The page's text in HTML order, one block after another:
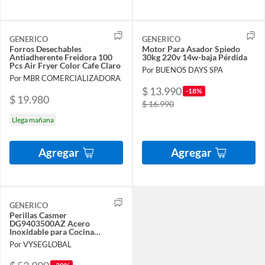
GENERICO
Forros Desechables
Antiadherente Freidora 100
Pcs Air Fryer Color Cafe Claro
Por MBR COMERCIALIZADORA
$ 19.980
Llega mañana
Agregar
GENERICO
Motor Para Asador Spiedo
30kg 220v 14w-baja Pérdida
Por BUENOS DAYS SPA
$ 13.990 -18%
$ 16.990
Agregar
GENERICO
Perillas Casmer
DG9403500AZ Acero
Inoxidable para Cocina
Samsung 4 Unidades
Por VYSEGLOBAL